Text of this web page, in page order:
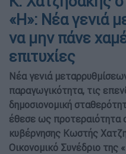
«Η»: Νέα γενιά
να μην πάνε
επιτυχίες
Νέα γενιά
παραγωγικότητα, τις
δημοσιονομική
έθεσε ως προτεραιότητα
κυβέρνησης Κωστής
Οικονομικό Συνέδριο της